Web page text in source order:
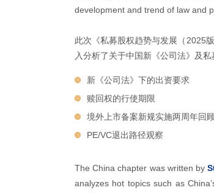
development and trend of law and
此次《私募股权趋势与发展（2025
入分析了关于中国新《公司法》及
新《公司法》下的出资要求
赎回权的行使期限
境外上市备案新规实施两周年回
PE/VC退出路径观察
The China chapter was written by
analyzes hot topics such as